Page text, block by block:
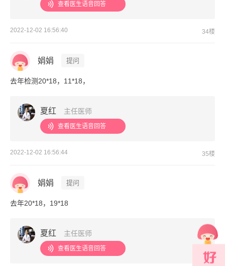
查看医生语音回答
2022-12-02 16:56:40 34楼
娟娟 提问
去年检测20*18，11*18，
夏红 主任医师
查看医生语音回答
2022-12-02 16:56:44 35楼
娟娟 提问
去年20*18，19*18
夏红 主任医师
查看医生语音回答